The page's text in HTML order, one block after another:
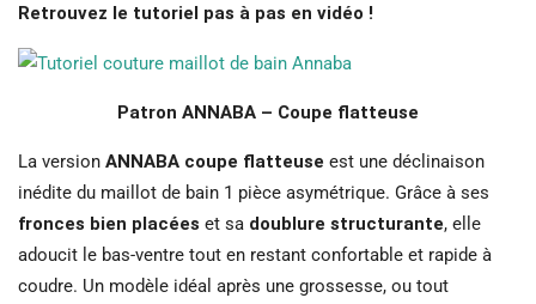
Retrouvez le tutoriel pas à pas en vidéo !
Patron ANNABA – Coupe flatteuse
La version ANNABA coupe flatteuse est une déclinaison
inédite du maillot de bain 1 pièce asymétrique. Grâce à ses
fronces bien placées et sa doublure structurante, elle
adoucit le bas-ventre tout en restant confortable et rapide à
coudre. Un modèle idéal après une grossesse, ou tout